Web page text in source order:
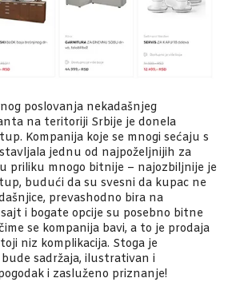
poslovanja nekadašnjeg
na teritoriji Srbije je donela
Kompanija koje se mnogi sećaju s
jednu od najpoželjnijih za
priliku mnogo bitnije – najozbiljnije je
budući da su svesni da kupac ne
prevashodno bira na
i bogate opcije su posebno bitne
se kompanija bavi, a to je prodaja
niz komplikacija. Stoga je
sadržaja, ilustrativan i
i zasluženo priznanje!